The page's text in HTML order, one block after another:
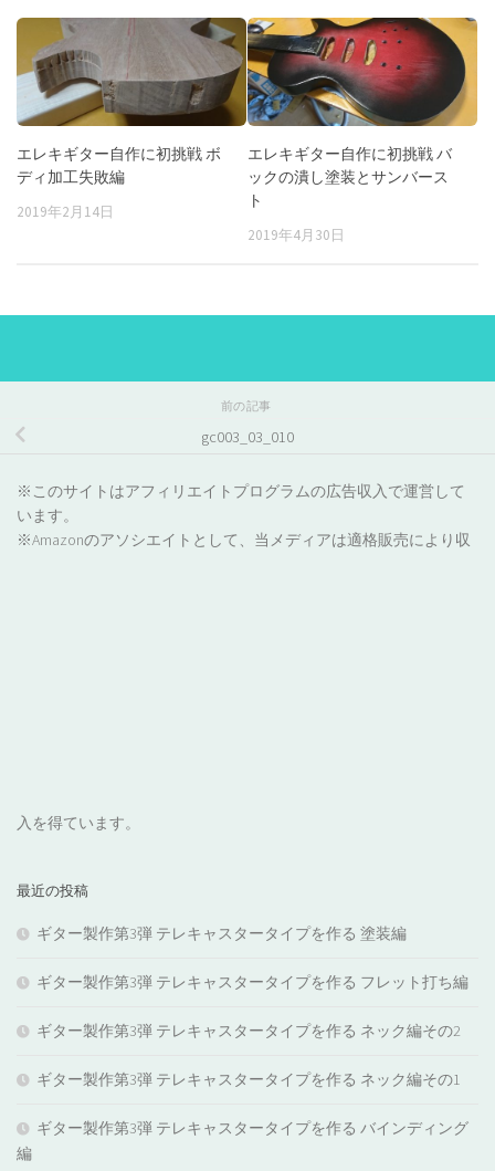
エレキギター自作に初挑戦 ボ
ディ加工失敗編
2019年2月14日
エレキギター自作に初挑戦 バ
ックの潰し塗装とサンバース
ト
2019年4月30日
前の記事
gc003_03_010
※このサイトはアフィリエイトプログラムの広告収入で運営して
います。
※Amazonのアソシエイトとして、当メディアは適格販売により収
入を得ています。
最近の投稿
ギター製作第3弾 テレキャスタータイプを作る 塗装編
ギター製作第3弾 テレキャスタータイプを作る フレット打ち編
ギター製作第3弾 テレキャスタータイプを作る ネック編その2
ギター製作第3弾 テレキャスタータイプを作る ネック編その1
ギター製作第3弾 テレキャスタータイプを作る バインディング
編